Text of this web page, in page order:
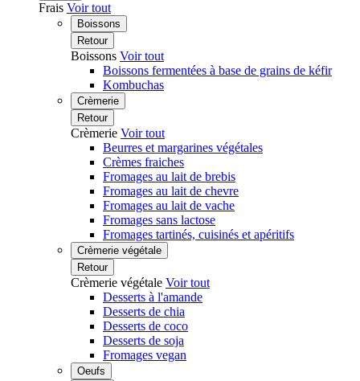
Frais Voir tout
Boissons
Retour
Boissons Voir tout
Boissons fermentées à base de grains de kéfir
Kombuchas
Crèmerie
Retour
Crèmerie Voir tout
Beurres et margarines végétales
Crèmes fraiches
Fromages au lait de brebis
Fromages au lait de chevre
Fromages au lait de vache
Fromages sans lactose
Fromages tartinés, cuisinés et apéritifs
Crèmerie végétale
Retour
Crèmerie végétale Voir tout
Desserts à l'amande
Desserts de chia
Desserts de coco
Desserts de soja
Fromages vegan
Oeufs